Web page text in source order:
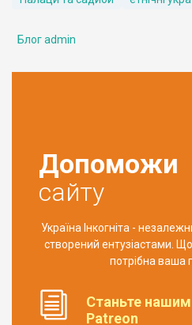
Блог admin
Допоможи
сайту
Україна Інкогніта -
створений ентузіастами.
потрібна ваша
Станьте
Patreon